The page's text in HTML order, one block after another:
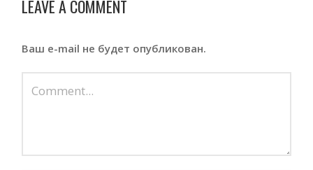
LEAVE A COMMENT
Ваш e-mail не будет опубликован.